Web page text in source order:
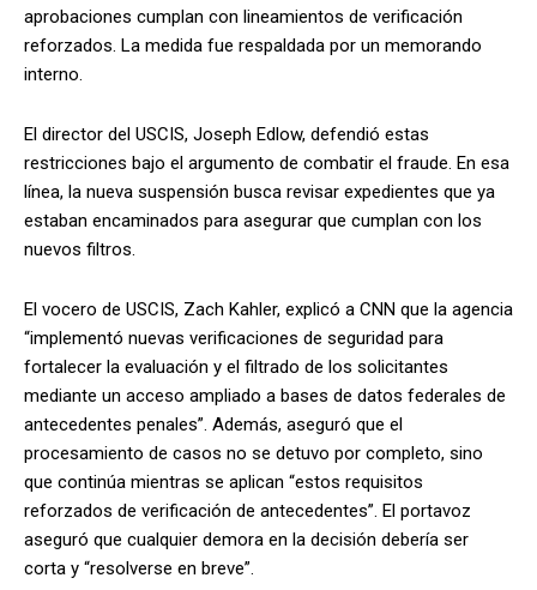
aprobaciones cumplan con lineamientos de verificación
reforzados. La medida fue respaldada por un memorando
interno.
El director del USCIS, Joseph Edlow, defendió estas
restricciones bajo el argumento de combatir el fraude. En esa
línea, la nueva suspensión busca revisar expedientes que ya
estaban encaminados para asegurar que cumplan con los
nuevos filtros.
El vocero de USCIS, Zach Kahler, explicó a CNN que la agencia
“implementó nuevas verificaciones de seguridad para
fortalecer la evaluación y el filtrado de los solicitantes
mediante un acceso ampliado a bases de datos federales de
antecedentes penales”. Además, aseguró que el
procesamiento de casos no se detuvo por completo, sino
que continúa mientras se aplican “estos requisitos
reforzados de verificación de antecedentes”. El portavoz
aseguró que cualquier demora en la decisión debería ser
corta y “resolverse en breve”.